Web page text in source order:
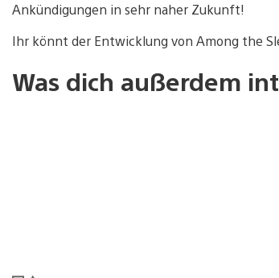
Ankündigungen in sehr naher Zukunft!
Ihr könnt der Entwicklung von Among the
Was dich außerdem